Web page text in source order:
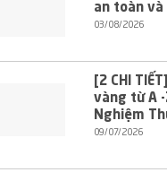
an toàn và
03/08/2026
[2 CHI
vàng từ A -
Nghiệm
09/07/2026